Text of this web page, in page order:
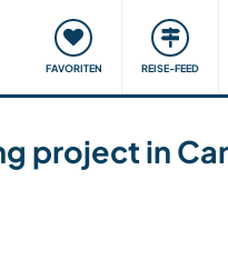
FAVORITEN REISE-FEED
Reisen & Lernen Unsere
project in